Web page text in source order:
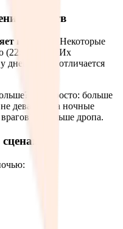
существ
на спавн
. Некоторые
(22:00-5:00). Их
дневных — отличается
Всё просто: больше
деваются, а ночные
— больше дропа.